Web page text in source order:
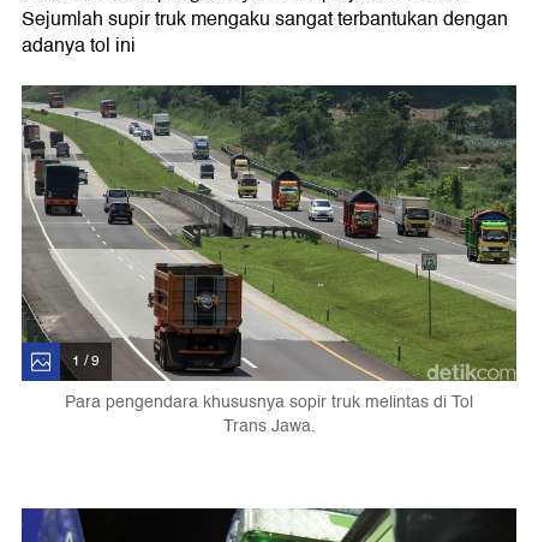
Sejumlah supir truk mengaku sangat terbantukan dengan
adanya tol ini
1 / 9
Para pengendara khususnya sopir truk melintas di Tol
Trans Jawa.